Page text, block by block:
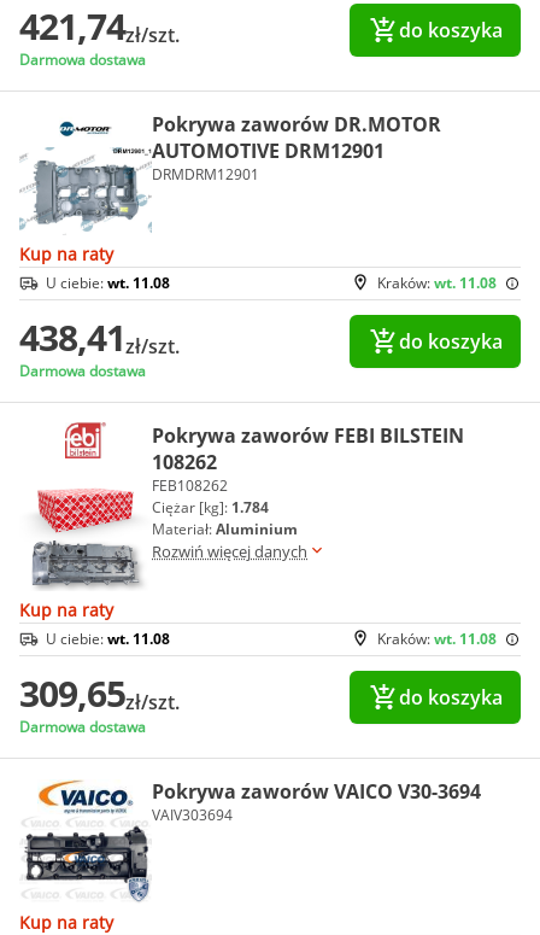
421,74zł/szt.
Darmowa dostawa
do koszyka
Pokrywa zaworów DR.MOTOR
AUTOMOTIVE DRM12901
DRMDRM12901
Kup na raty
Kraków:wt. 11.08
U ciebie:wt. 11.08
438,41zł/szt.
Darmowa dostawa
do koszyka
Pokrywa zaworów FEBI BILSTEIN
108262
FEB108262
Ciężar [kg]: 1.784
Materiał:Aluminium
Rozwiń więcej danych
Kup na raty
Kraków:wt. 11.08
U ciebie:wt. 11.08
309,65zł/szt.
Darmowa dostawa
do koszyka
Pokrywa zaworów VAICO V30-3694
VAIV303694
Kup na raty